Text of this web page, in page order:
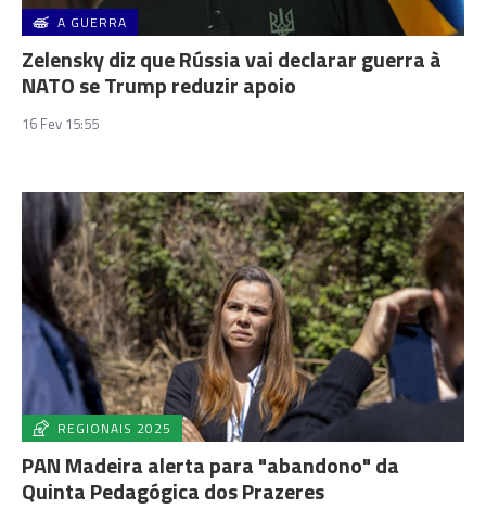
A GUERRA
Zelensky diz que Rússia vai declarar guerra à
NATO se Trump reduzir apoio
16 Fev 15:55
REGIONAIS 2025
PAN Madeira alerta para "abandono" da
Quinta Pedagógica dos Prazeres